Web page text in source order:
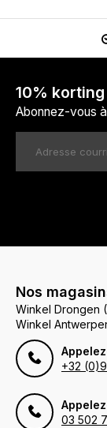
10%
Abonnez-vous
Nos
Winkel Drongen
Winkel
+32
03 502